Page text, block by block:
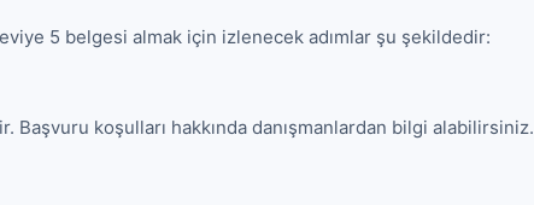
5 belgesi almak için izlenecek adımlar şu şekildedir:
Başvuru koşulları hakkında danışmanlardan bilgi alabilirsiniz.